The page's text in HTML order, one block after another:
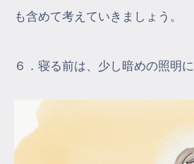
も含めて考えていきましょう。
６．寝る前は、少し暗めの照明に